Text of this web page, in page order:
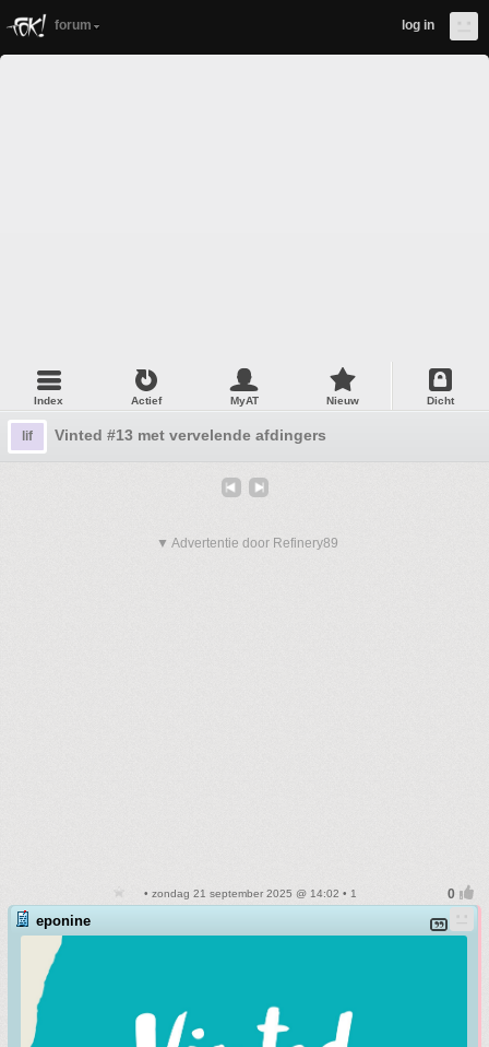
forum log in
Index Actief MyAT Nieuw Dicht
lif Vinted #13 met vervelende afdingers
▼ Advertentie door Refinery89
• zondag 21 september 2025 @ 14:02 • 1
eponine